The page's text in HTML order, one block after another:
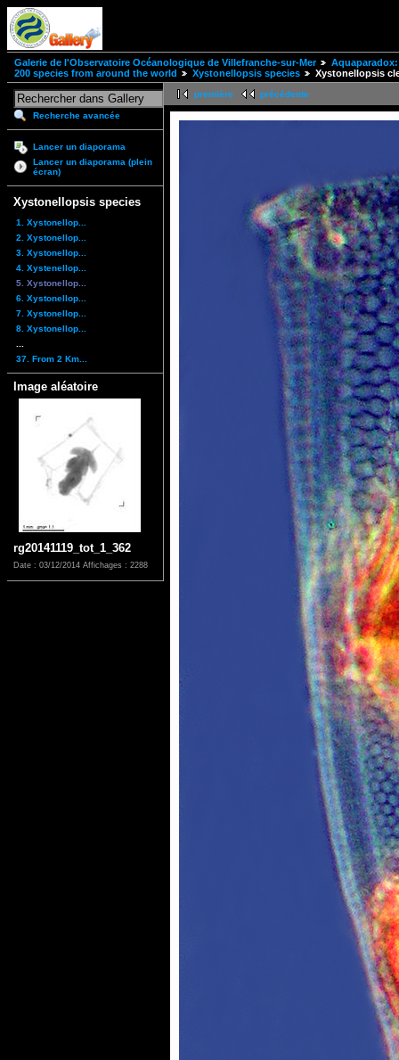
Galerie de l'Observatoire Océanologique de Villefranche-sur-Mer
200 species from around the world
Xystonellopsis species Xystonellopsis
Recherche avancée
Lancer un diaporama
Lancer un diaporama (plein
écran)
Xystonellopsis species
1. Xystonellop...
2. Xystonellop...
3. Xystonellop...
4. Xystenellop...
5. Xystonellop...
6. Xystonellop...
7. Xystonellop...
8. Xystonellop...
37. From 2 Km...
Image aléatoire
rg20141119_tot_1_362
Date : 03/12/2014 Affichages : 2288
première précédente